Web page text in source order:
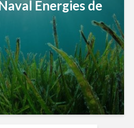
Énergies de